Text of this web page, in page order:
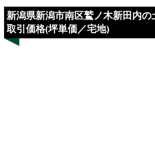
新潟県新潟市南区鷲ノ木新田内の
取引価格(坪単価／宅地)